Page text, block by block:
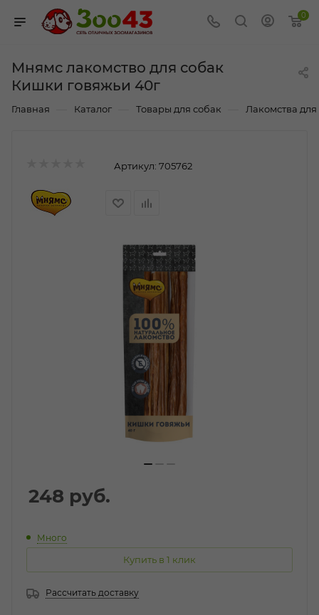
0
Мнямс лакомство для собак
Кишки говяжьи 40г
Главная Каталог Товары для собак Лакомства для
Артикул: 705762
248 руб.
Много
Купить в 1 клик
Рассчитать доставку